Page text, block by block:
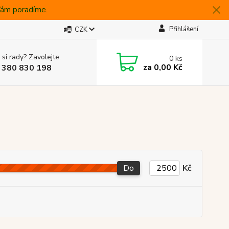
poradíme.
CZK Přihlášení
rady? Zavolejte.
830 198
0ks
za 0,00 Kč
Do Kč